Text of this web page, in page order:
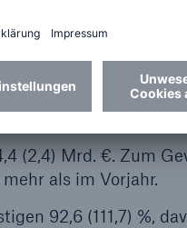
verschont.
(2,4) Mrd. €. Zum
als im Vorjahr.
92,6 (111,7) %,